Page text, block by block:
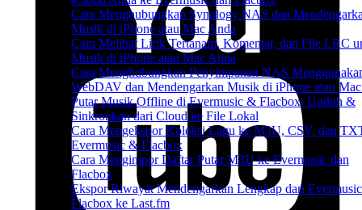
Cara Menghubungkan Synology NAS dan
Musik di iPhone atau Mac Anda
Cara Melihat Lirik Tertanam, Komentar, dan File LRC
Musik di iPhone atau Mac Anda
Cara Menghubungkan Penyimpanan NAS
WebDAV dan Mendengarkan Musik di iPhone atau
Putar Musik Offline di Evermusic & Flacbox: Unduh &
Sinkronkan dari Cloud ke File Lokal
Cara Mengekspor Koleksi Lagu ke M3U, CSV, dan
Evermusic & Flacbox
Cara Mengimpor Daftar Putar M3U ke Evermusic dan
Flacbox
Ekspor Riwayat Mendengarkan Lengkap dari
Flacbox ke Last.fm